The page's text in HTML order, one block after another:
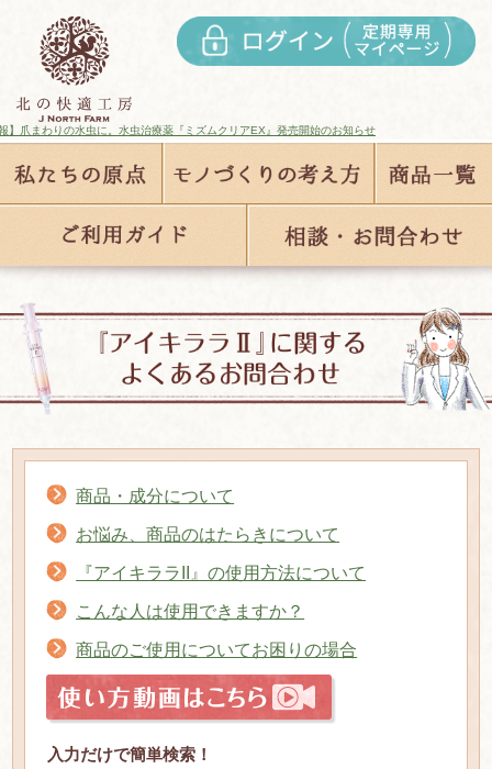
りの水虫に。水虫治療薬『ミズムクリアEX』発売開始のお知らせ
商品・成分について
お悩み、商品のはたらきについて
『アイキララII』の使用方法について
こんな人は使用できますか？
商品のご使用についてお困りの場合
入力だけで簡単検索！